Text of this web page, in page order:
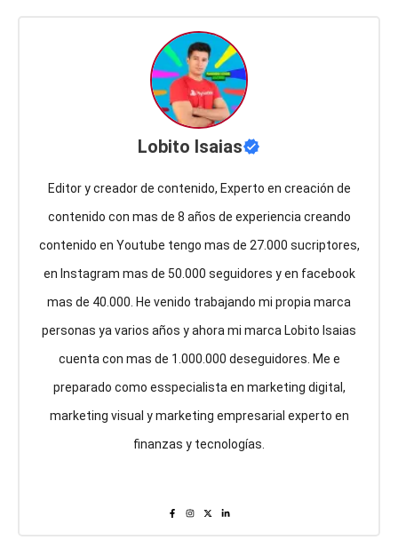
Lobito Isaias
Editor y creador de contenido, Experto en creación de
contenido con mas de 8 años de experiencia creando
contenido en Youtube tengo mas de 27.000 sucriptores,
en Instagram mas de 50.000 seguidores y en facebook
mas de 40.000. He venido trabajando mi propia marca
personas ya varios años y ahora mi marca Lobito Isaias
cuenta con mas de 1.000.000 deseguidores. Me e
preparado como esspecialista en marketing digital,
marketing visual y marketing empresarial experto en
finanzas y tecnologías.